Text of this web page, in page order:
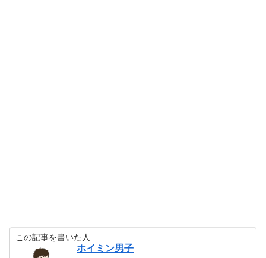
この記事を書いた人
ホイミン男子